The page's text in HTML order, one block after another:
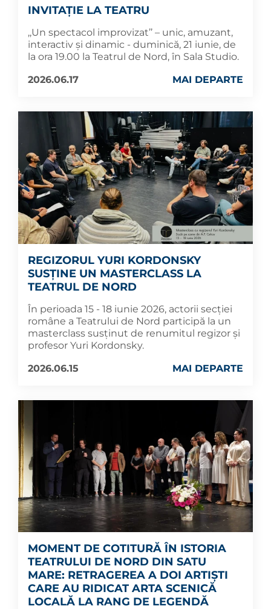
INVITAȚIE LA TEATRU
,,Un spectacol improvizat’’ – unic, amuzant,
interactiv și dinamic - duminică, 21 iunie, de
la ora 19.00 la Teatrul de Nord, în Sala Studio.
2026.06.17
MAI DEPARTE
REGIZORUL YURI KORDONSKY
SUSȚINE UN MASTERCLASS LA
TEATRUL DE NORD
În perioada 15 - 18 iunie 2026, actorii secției
române a Teatrului de Nord participă la un
masterclass susținut de renumitul regizor și
profesor Yuri Kordonsky.
2026.06.15
MAI DEPARTE
MOMENT DE COTITURĂ ÎN ISTORIA
TEATRULUI DE NORD DIN SATU
MARE: RETRAGEREA A DOI ARTIȘTI
CARE AU RIDICAT ARTA SCENICĂ
LOCALĂ LA RANG DE LEGENDĂ